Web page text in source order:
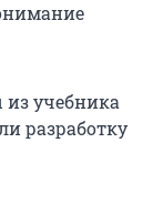
из учебника
разработку